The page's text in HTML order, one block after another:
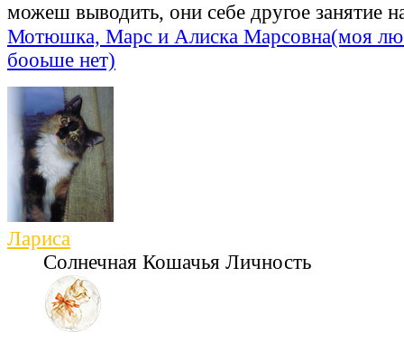
можеш выводить, они себе другое занятие
Мотюшка, Марс и Алиска Марсовна(моя
бооьше нет)
Лариса
Солнечная Кошачья Личность